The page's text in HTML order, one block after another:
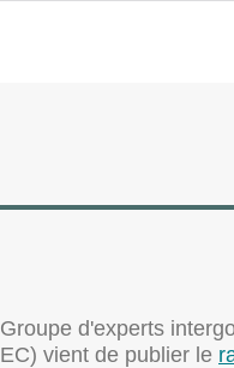
d'experts
vient de publier le